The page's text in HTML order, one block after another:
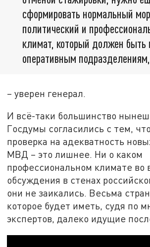
сформировать нормальный
политический и
климат, который должен быть
оперативным подразделениям,
– уверен генерал.
И всё-таки большинство
Госдумы согласились с тем,
проверка на адекватность
МВД – это лишнее. Ни о каком
профессиональном климате во
обсуждения в стенах
они не заикались. Весьма
которое будет иметь, судя по
экспертов, далеко идущие